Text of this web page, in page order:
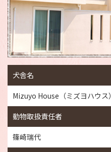
犬舎名
Mizuyo House（ミズヨハウス）
動物取扱責任者
篠崎瑞代